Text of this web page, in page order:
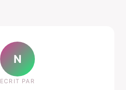
N
ECRIT PAR